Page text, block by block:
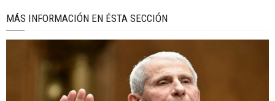
MÁS INFORMACIÓN EN ÉSTA SECCIÓN